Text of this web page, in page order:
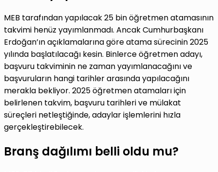
MEB tarafından yapılacak 25 bin öğretmen atamasının
takvimi henüz yayımlanmadı. Ancak Cumhurbaşkanı
Erdoğan’ın açıklamalarına göre atama sürecinin 2025
yılında başlatılacağı kesin. Binlerce öğretmen adayı,
başvuru takviminin ne zaman yayımlanacağını ve
başvuruların hangi tarihler arasında yapılacağını
merakla bekliyor. 2025 öğretmen atamaları için
belirlenen takvim, başvuru tarihleri ve mülakat
süreçleri netleştiğinde, adaylar işlemlerini hızla
gerçekleştirebilecek.
Branş dağılımı belli oldu mu?